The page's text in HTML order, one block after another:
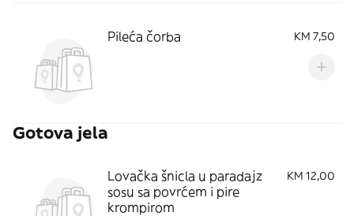
Pileća čorba KM 7,50
Gotova jela
Lovačka šnicla u paradajz
sosu sa povrćem i pire
krompirom
KM 12,00